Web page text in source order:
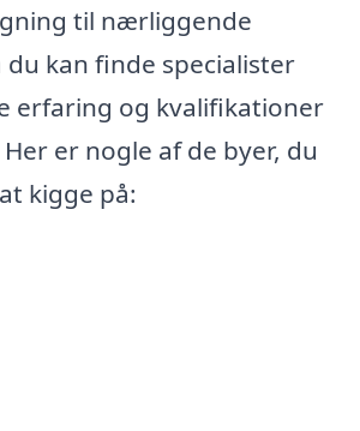
til nærliggende
du kan finde specialister
erfaring og kvalifikationer
er nogle af de byer, du
kigge på: